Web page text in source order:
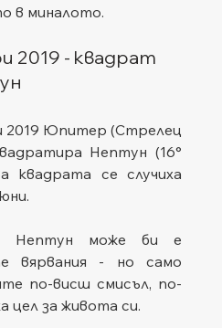
в миналото.
2019 - квадрат
2019 Юпитер (Стрелец
Нептун (16°
квадрата се случиха
Нептун може би е
вярвания - но само
по-висш смисъл, по-
цел за живота си.